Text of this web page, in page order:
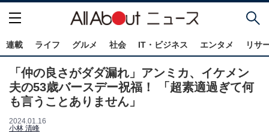
連載 ライフ グルメ 社会 IT・ビジネス エンタメ リサ
「仲の良さがダダ漏れ」アンミカ、イケメン
夫の53歳バースデー祝福！ 「超素適過ぎて何
も言うことありません」
2024.01.16
小林 清峰